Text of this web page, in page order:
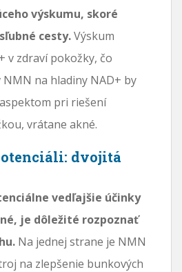
výskumu, skoré
cesty.Výskum
v zdraví pokožky, čo
NMN na hladiny NAD+ by
pri riešení
vrátane akné.
dvojitá
vedľajšie účinky
je dôležité rozpoznať
Na jednej strane je NMN
na zlepšenie bunkových